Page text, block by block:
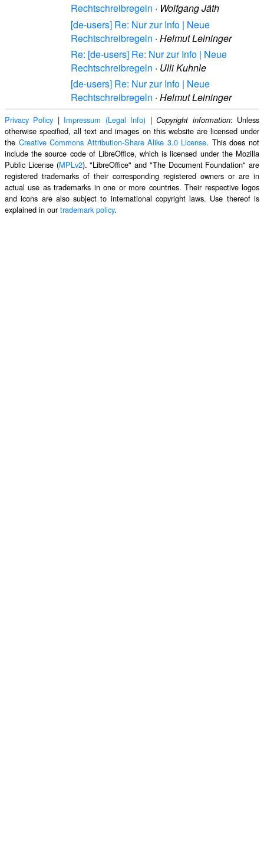
Rechtschreibregeln · Wolfgang Jäth
[de-users] Re: Nur zur Info | Neue
Rechtschreibregeln · Helmut Leininger
Re: [de-users] Re: Nur zur Info | Neue
Rechtschreibregeln · Ulli Kuhnle
[de-users] Re: Nur zur Info | Neue
Rechtschreibregeln · Helmut Leininger
Privacy Policy | Impressum (Legal Info) |Copyright information: Unless
otherwise specified, all text and images on this website are licensed under
the Creative Commons Attribution-Share Alike 3.0 License. This does not
include the source code of LibreOffice, which is licensed under the Mozilla
Public License (MPLv2). "LibreOffice" and "The Document Foundation" are
registered trademarks of their corresponding registered owners or are in
actual use as trademarks in one or more countries. Their respective logos
and icons are also subject to international copyright laws. Use thereof is
explained in ourtrademark policy.